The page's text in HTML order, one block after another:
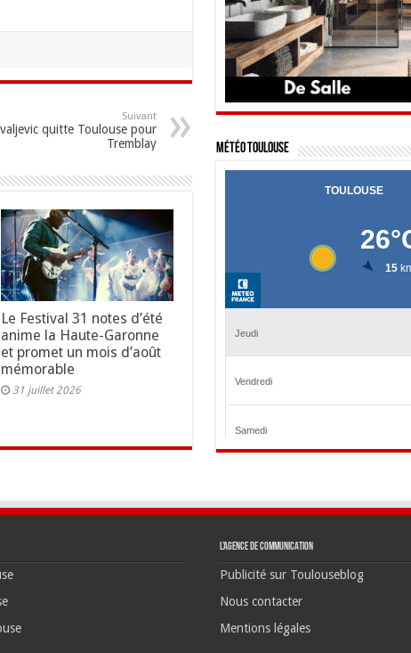
Suivant
quitte Toulouse pour
Tremblay
Le Festival 31 notes d’été
anime la Haute-Garonne
et promet un mois d’août
mémorable
31 juillet 2026
Météo Toulouse
L’agence de communication
Publicité sur Toulouseblog
Nous contacter
Mentions légales